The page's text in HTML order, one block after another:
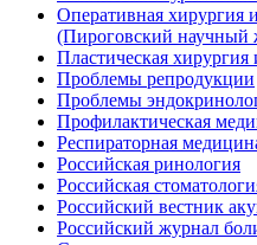
Оперативная хирургия
(Пироговский научный
Пластическая хирургия
Проблемы репродукции
Проблемы
Профилактическая
Респираторная
Российская ринология
Российская
Российский вестник
Российский журнал